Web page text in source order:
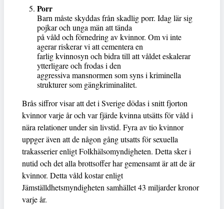
Porr
Barn måste skyddas från skadlig porr. Idag lär sig
pojkar och unga män att tända
på våld och förnedring av kvinnor. Om vi inte
agerar riskerar vi att cementera en
farlig kvinnosyn och bidra till att våldet eskalerar
ytterligare och frodas i den
aggressiva mansnormen som syns i kriminella
strukturer som gängkriminalitet.
Brås siffror visar att det i Sverige dödas i snitt fjorton
kvinnor varje år och var fjärde kvinna utsätts för våld i
nära relationer under sin livstid. Fyra av tio kvinnor
uppger även att de någon gång utsatts för sexuella
trakasserier enligt Folkhälsomyndigheten. Detta sker i
nutid och det alla brottsoffer har gemensamt är att de är
kvinnor. Detta våld kostar enligt
Jämställdhetsmyndigheten samhället 43 miljarder kronor
varje år.